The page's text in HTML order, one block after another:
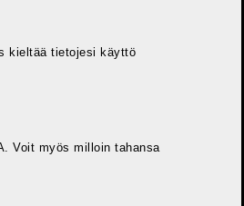
kieltää tietojesi käyttö
. Voit myös milloin tahansa